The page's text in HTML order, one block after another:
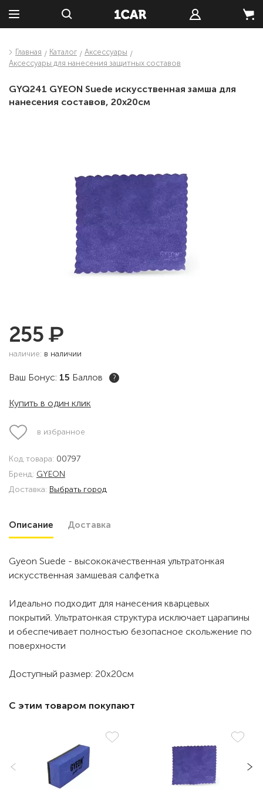
Главная Каталог
Аксессуары
Аксессуары для нанесения защитных составов
GYQ241 GYEON Suede искусственная замша для
нанесения составов, 20x20см
255 ₽
наличие: в наличии
Ваш Бонус: 15 Баллов ?
Купить в один клик
в избранное
Код товара: 00797
Бренд: GYEON
Доставка: Выбрать город
Описание Доставка
Gyeon Suede - высококачественная ультратонкая
искусственная замшевая салфетка
Идеально подходит для нанесения кварцевых
покрытий. Ультратонкая структура исключает царапины
и обеспечивает полностью безопасное скольжение по
поверхности
Доступный размер: 20х20см
С этим товаром покупают